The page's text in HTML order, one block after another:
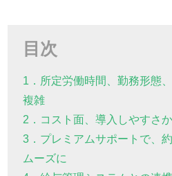
目次
1．所定労働時間、勤務形態
複雑
2．コスト面、導入しやすさ
3．プレミアムサポートで、
ムーズに